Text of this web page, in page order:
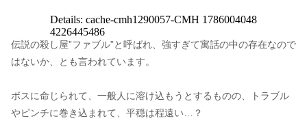
伝説の殺し屋”ファブル”と呼ばれ、強すぎて寓話の中の存在なので
はないか、とも言われています。
ボスに命じられて、一般人に溶け込もうとするものの、トラブル
やピンチに巻き込まれて、平穏は程遠い…？